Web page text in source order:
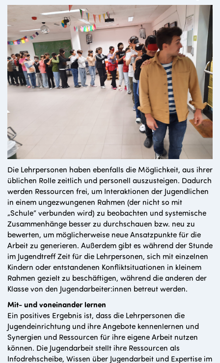
Die Lehrpersonen haben ebenfalls die Möglichkeit, aus ihrer
üblichen Rolle zeitlich und personell auszusteigen. Dadurch
werden Ressourcen frei, um Interaktionen der Jugendlichen
in einem ungezwungenen Rahmen (der nicht so mit
„Schule“ verbunden wird) zu beobachten und systemische
Zusammenhänge besser zu durchschauen bzw. neu zu
bewerten, um möglicherweise neue Ansatzpunkte für die
Arbeit zu generieren. Außerdem gibt es während der Stunde
im Jugendtreff Zeit für die Lehrpersonen, sich mit einzelnen
Kindern oder entstandenen Konfliktsituationen in kleinem
Rahmen gezielt zu beschäftigen, während die anderen der
Klasse von den Jugendarbeiter:innen betreut werden.
Mit- und voneinander lernen
Ein positives Ergebnis ist, dass die Lehrpersonen die
Jugendeinrichtung und ihre Angebote kennenlernen und
Synergien und Ressourcen für ihre eigene Arbeit nutzen
können. Die Jugendarbeit stellt ihre Ressourcen als
Infodrehscheibe, Wissen über Jugendarbeit und Expertise im